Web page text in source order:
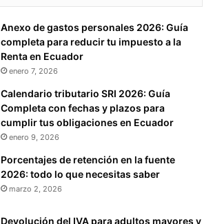
Anexo de gastos personales 2026: Guía
completa para reducir tu impuesto a la
Renta en Ecuador
enero 7, 2026
Calendario tributario SRI 2026: Guía
Completa con fechas y plazos para
cumplir tus obligaciones en Ecuador
enero 9, 2026
Porcentajes de retención en la fuente
2026: todo lo que necesitas saber
marzo 2, 2026
Devolución del IVA para adultos mayores y